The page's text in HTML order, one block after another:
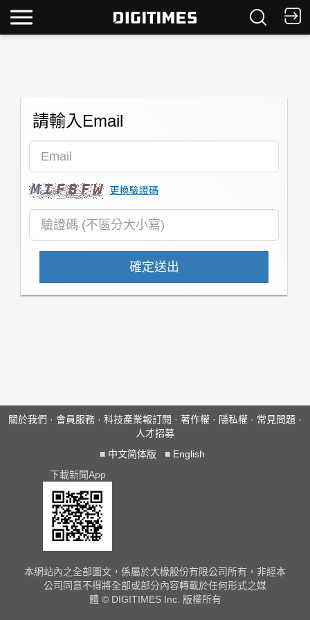
請輸入Email
更換驗證碼
確定送出
關於我們 · 會員服務 · 科技產業報訂閱 · 著作權 · 隱私權 · 常見問題 ·
人才招募
■ 中文简体版 ■ English
下載新聞App
本網站內之全部圖文，係屬於大椽股份有限公司所有，非經本
公司同意不得將全部或部分內容轉載於任何形式之媒
體 © DIGITIMES Inc. 版權所有